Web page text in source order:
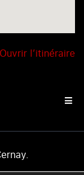
Ouvrir l’itinéraire